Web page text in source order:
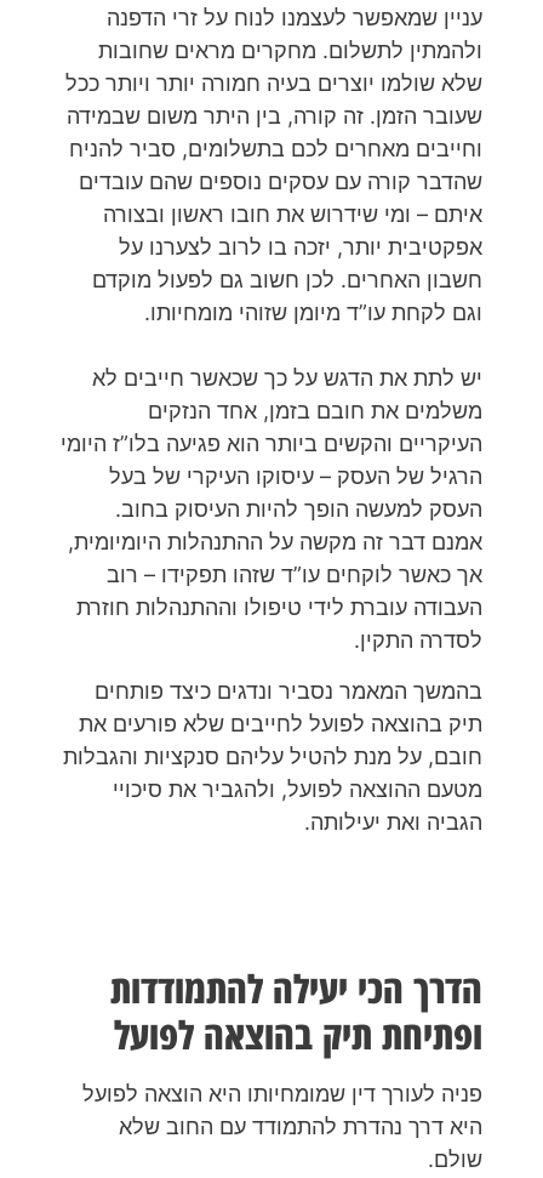
עניין שמאפשר לעצמנו לנוח על זרי הדפנה
ולהמתין לתשלום. מחקרים מראים שחובות
שלא שולמו יוצרים בעיה חמורה יותר ויותר ככל
שעובר הזמן. זה קורה, בין היתר משום שבמידה
וחייבים מאחרים לכם בתשלומים, סביר להניח
שהדבר קורה עם עסקים נוספים שהם עובדים
איתם – ומי שידרוש את חובו ראשון ובצורה
אפקטיבית יותר, יזכה בו לרוב לצערנו על
חשבון האחרים. לכן חשוב גם לפעול מוקדם
וגם לקחת עו”ד מיומן שזוהי מומחיותו.
יש לתת את הדגש על כך שכאשר חייבים לא
משלמים את חובם בזמן, אחד הנזקים
העיקריים והקשים ביותר הוא פגיעה בלו”ז היומי
הרגיל של העסק – עיסוקו העיקרי של בעל
העסק למעשה הופך להיות העיסוק בחוב.
אמנם דבר זה מקשה על ההתנהלות היומיומית,
אך כאשר לוקחים עו”ד שזהו תפקידו – רוב
העבודה עוברת לידי טיפולו וההתנהלות חוזרת
לסדרה התקין.
בהמשך המאמר נסביר ונדגים כיצד פותחים
תיק בהוצאה לפועל לחייבים שלא פורעים את
חובם, על מנת להטיל עליהם סנקציות והגבלות
מטעם ההוצאה לפועל, ולהגביר את סיכויי
הגביה ואת יעילותה.
הדרך הכי יעילה להתמודדות
ופתיחת תיק בהוצאה לפועל
פניה לעורך דין שמומחיותו היא הוצאה לפועל
היא דרך נהדרת להתמודד עם החוב שלא
שולם.